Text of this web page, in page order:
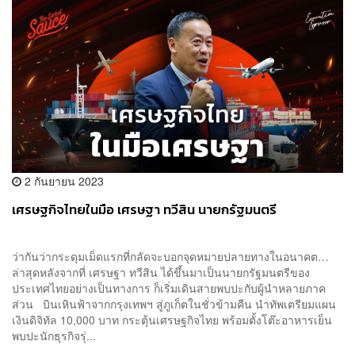
2 กันยายน 2023
เศรษฐกิจไทยในมือ เศรษฐา ทวีสิน นายกรัฐมนตรี
ว่ากันว่ากระดุมเม็ดแรกที่กลัดจะบอกจุดหมายปลายทางในอนาคต…
ล่าสุดหลังจากที่ เศรษฐา ทวีสิน ได้ขึ้นมาเป็นนายกรัฐมนตรีของ
ประเทศไทยอย่างเป็นทางการ ก็เริ่มเดินสายพบปะกับผู้นำหลายภาค
ส่วน บินเหินฟ้าจากกรุงเทพฯ สู่ภูเก็ตในชั่วข้ามคืน นำทัพเตรียมแผน
เงินดิจิทัล 10,000 บาท กระตุ้นเศรษฐกิจไทย พร้อมตั้งโต๊ะอาหารเย็น
พบปะนักธุรกิจรุ่...